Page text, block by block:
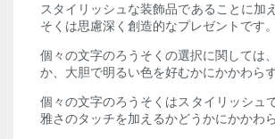
スタイリッシュな装飾品であることに加
そくは思慮深く創造的なプレゼントです
個々の文字のろうそくの選択に関しては
か、大胆で明るい色を好むかにかかわら
個々の文字のろうそくはスタイリッシュ
雅さのタッチを加えるかどうかにかかわ